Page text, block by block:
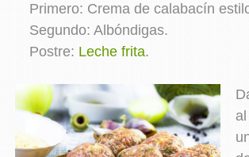
Primero: Crema de calabacín
Segundo: Albóndigas.
Postre: Leche frita.